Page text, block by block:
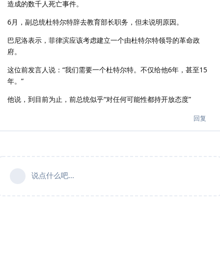
造成的数千人死亡事件。
6月，副总统杜特尔特辞去教育部长职务，但未说明原因。
巴尼洛表示，菲律滨应该考虑建立一个由杜特尔特领导的革命政
府。
这位前发言人说：“我们需要一个杜特尔特。不仅给他6年，甚至15
年。”
他说，到目前为止，前总统似乎“对任何可能性都持开放态度”
回复
说点什么吧...